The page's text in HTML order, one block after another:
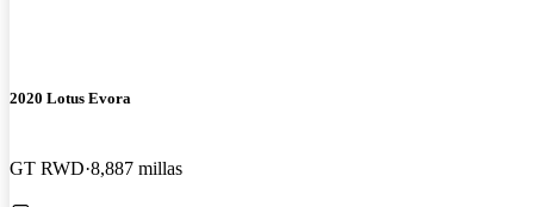
2020 Lotus Evora
GT RWD 8,887 millas